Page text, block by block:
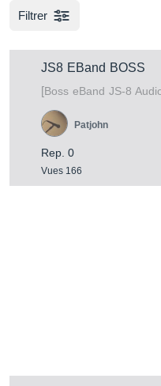
Filtrer
JS8 EBand BOSS
[Boss eBand JS-8
Rep. 0
Vues 166
Patjohn